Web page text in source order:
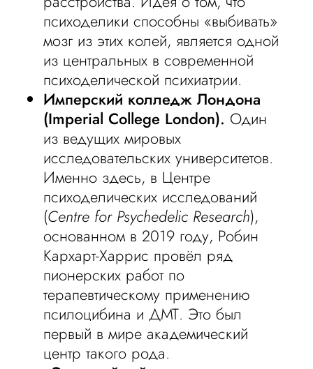
психоделики способны «выбивать»
мозг из этих колей, является одной
из центральных в современной
психоделической психиатрии.
Имперский колледж Лондона
(Imperial College London). Один
из ведущих мировых
исследовательских университетов.
Именно здесь, в Центре
психоделических исследований
(Centre for Psychedelic Research),
основанном в 2019 году, Робин
Кархарт-Харрис провёл ряд
пионерских работ по
терапевтическому применению
псилоцибина и ДМТ. Это был
первый в мире академический
центр такого рода.